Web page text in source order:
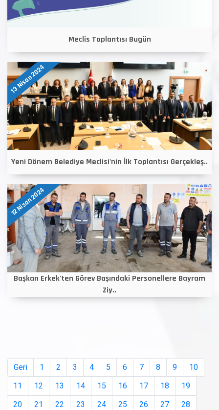
Meclis Toplantısı Bugün
13 Nisan 2024
Yeni Dönem Belediye Meclisi'nin İlk Toplantısı Gerçekleş..
12 Nisan 2024
Başkan Erkek'ten Görev Başındaki Personellere Bayram
Ziy..
Geri 1 2 3 4 5 6 7 8 9
10
11
12 13 14 15 16 17 18
19
20
21 22 23 24 25 26 27
28